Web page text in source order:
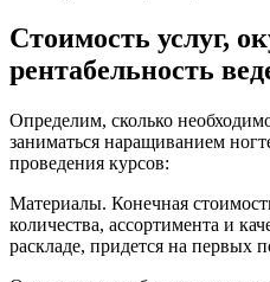
Стоимость услуг,
рентабельность
Определим, сколько
заниматься наращиванием
проведения курсов:
Материалы. Конечная
количества, ассортимента и
раскладе, придется на первых